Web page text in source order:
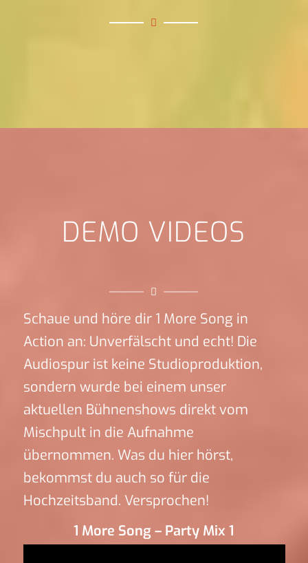
DEMO VIDEOS
Schaue und höre dir 1 More Song in
Action an: Unverfälscht und echt! Die
Audiospur ist keine Studioproduktion,
sondern wurde bei einem unser
aktuellen Bühnenshows direkt vom
Mischpult in die Aufnahme
übernommen. Was du hier hörst,
bekommst du auch so für die
Hochzeitsband. Versprochen!
1 More Song – Party Mix 1